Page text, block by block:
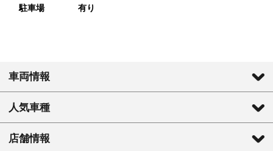
駐車場 有り
車両情報
人気車種
店舗情報